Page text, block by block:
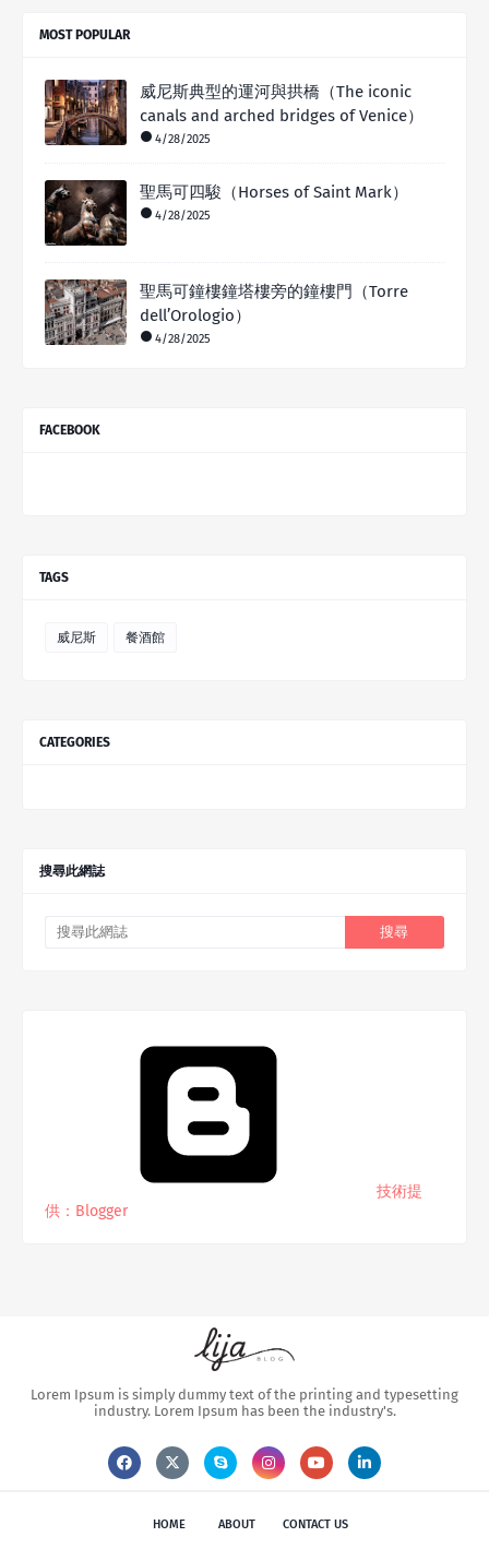
MOST POPULAR
威尼斯典型的運河與拱橋（The iconic
canals and arched bridges of Venice）
4/28/2025
聖馬可四駿（Horses of Saint Mark）
4/28/2025
聖馬可鐘樓鐘塔樓旁的鐘樓門（Torre
dell’Orologio）
4/28/2025
FACEBOOK
TAGS
威尼斯 餐酒館
CATEGORIES
搜尋此網誌
技術提
供：Blogger
Lorem Ipsum is simply dummy text of the printing and typesetting
industry. Lorem Ipsum has been the industry's.
HOME ABOUT CONTACT US